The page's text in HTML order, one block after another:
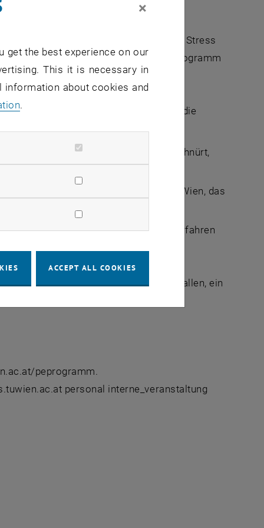
weit mehr als die Vermeidung von Stress
ein grünes Logo) durchs gesamte Programm
im Personalbereich haben wir auch die
zu erarbeiten.
Paket für neue MitarbeiterInnen geschnürt,
für das Förderprogramm der TU Wien, das
Bedürfnisse richtet.
und welcher Vorteile das bietet erfahren
unter eine dieser Zielgruppen fallen, ein
peprogramm.
personal interne_veranstaltung
×
get the best experience on our
This it is necessary in
about cookies and
.
ACCEPT ALL COOKIES